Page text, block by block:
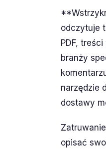
odczytuje
PDF,
branży
narzędzie
dostawy
opisać